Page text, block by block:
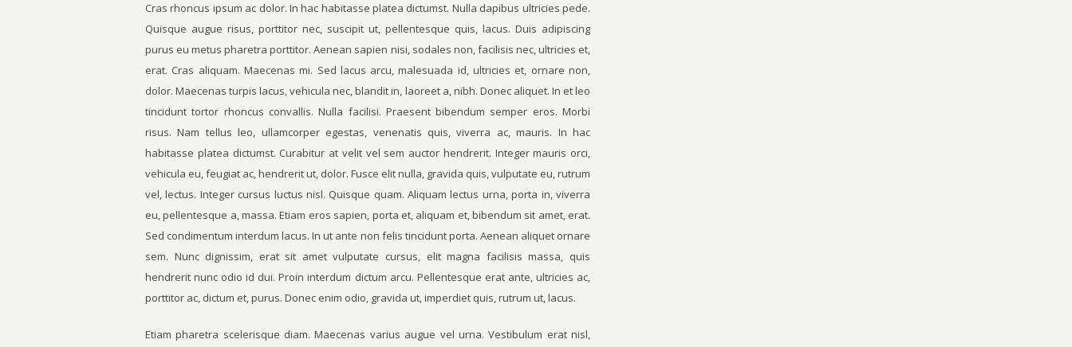
Cras rhoncus ipsum ac dolor. In hac habitasse platea dictumst. Nulla dapibus ultricies pede.
Quisque augue risus, porttitor nec, suscipit ut, pellentesque quis, lacus. Duis adipiscing
purus eu metus pharetra porttitor. Aenean sapien nisi, sodales non, facilisis nec, ultricies et,
erat. Cras aliquam. Maecenas mi. Sed lacus arcu, malesuada id, ultricies et, ornare non,
dolor. Maecenas turpis lacus, vehicula nec, blandit in, laoreet a, nibh. Donec aliquet. In et leo
tincidunt tortor rhoncus convallis. Nulla facilisi. Praesent bibendum semper eros. Morbi
risus. Nam tellus leo, ullamcorper egestas, venenatis quis, viverra ac, mauris. In hac
habitasse platea dictumst. Curabitur at velit vel sem auctor hendrerit. Integer mauris orci,
vehicula eu, feugiat ac, hendrerit ut, dolor. Fusce elit nulla, gravida quis, vulputate eu, rutrum
vel, lectus. Integer cursus luctus nisl. Quisque quam. Aliquam lectus urna, porta in, viverra
eu, pellentesque a, massa. Etiam eros sapien, porta et, aliquam et, bibendum sit amet, erat.
Sed condimentum interdum lacus. In ut ante non felis tincidunt porta. Aenean aliquet ornare
sem. Nunc dignissim, erat sit amet vulputate cursus, elit magna facilisis massa, quis
hendrerit nunc odio id dui. Proin interdum dictum arcu. Pellentesque erat ante, ultricies ac,
porttitor ac, dictum et, purus. Donec enim odio, gravida ut, imperdiet quis, rutrum ut, lacus.
Etiam pharetra scelerisque diam. Maecenas varius augue vel urna. Vestibulum erat nisl,